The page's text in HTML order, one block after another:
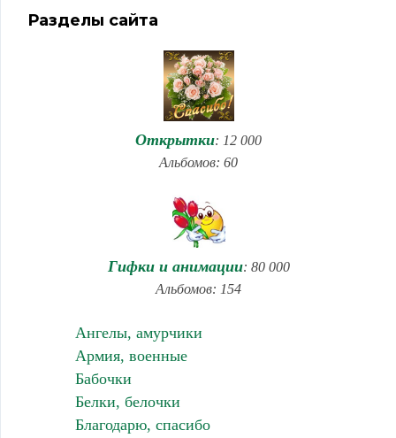
Разделы сайта
Открытки: 12 000
Альбомов: 60
Гифки и анимации: 80 000
Альбомов: 154
Ангелы, амурчики
Армия, военные
Бабочки
Белки, белочки
Благодарю, спасибо